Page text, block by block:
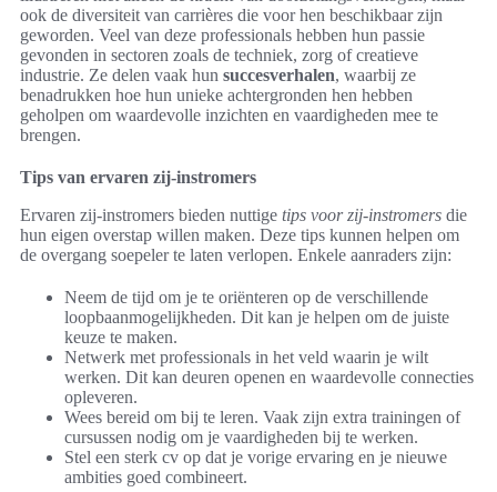
ook de diversiteit van carrières die voor hen beschikbaar zijn
geworden. Veel van deze professionals hebben hun passie
gevonden in sectoren zoals de techniek, zorg of creatieve
industrie. Ze delen vaak hun succesverhalen, waarbij ze
benadrukken hoe hun unieke achtergronden hen hebben
geholpen om waardevolle inzichten en vaardigheden mee te
brengen.
Tips van ervaren zij-instromers
Ervaren zij-instromers bieden nuttige tips voor zij-instromers die
hun eigen overstap willen maken. Deze tips kunnen helpen om
de overgang soepeler te laten verlopen. Enkele aanraders zijn:
Neem de tijd om je te oriënteren op de verschillende
loopbaanmogelijkheden. Dit kan je helpen om de juiste
keuze te maken.
Netwerk met professionals in het veld waarin je wilt
werken. Dit kan deuren openen en waardevolle connecties
opleveren.
Wees bereid om bij te leren. Vaak zijn extra trainingen of
cursussen nodig om je vaardigheden bij te werken.
Stel een sterk cv op dat je vorige ervaring en je nieuwe
ambities goed combineert.